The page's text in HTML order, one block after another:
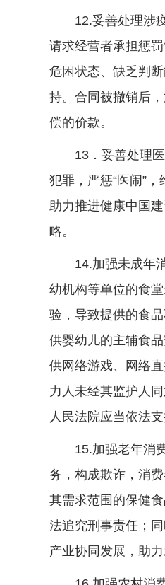
12.妥善处理涉疫
请求经营者承担惩
危困状态、缺乏判
持。合同被撤销后
偿的价款。
13．妥善处理医
犯罪，严惩“医闹”
助力推进健康中国
略。
14.加强未成年消
幼机构等单位的食
验，导致提供的食
供婴幼儿的主辅食
供网络游戏、网络
力人未经其监护人
人民法院应当依法
15.加强老年消费
务，构成欺诈，消
其需求范围的保健
法追究刑事责任；
产业协同发展，助力